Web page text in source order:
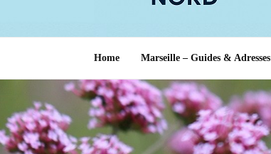
Home Marseille – Guides & Adresses